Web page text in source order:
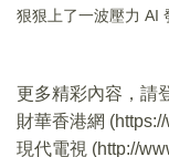
狠狠上了一波壓力 AI
更多精彩內容，請
財華香港網 (
現代電視 (http://